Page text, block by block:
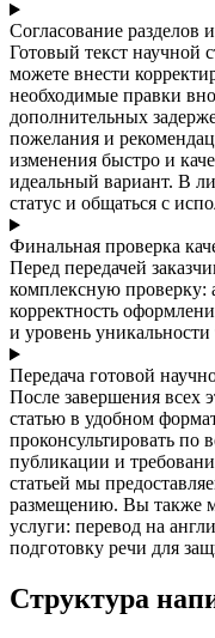
Согласование разделов
Готовый текст научной
можете внести
необходимые правки
дополнительных
пожелания и
изменения быстро и
идеальный вариант. В
статус и общаться с
Финальная проверка
Перед передачей
комплексную проверку:
корректность
и уровень уникальности
Передача готовой
После завершения всех
статью в удобном
проконсультировать по
публикации и
статьей мы
размещению. Вы также
услуги: перевод на
подготовку речи для
Структура